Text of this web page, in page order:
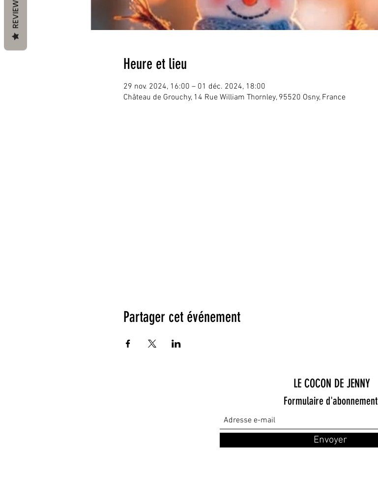
Heure et lieu
29 nov. 2024, 16:00 – 01 déc. 2024, 18:00
Château de Grouchy, 14 Rue William Thornley, 95520 Osny, France
Partager cet événement
LE COCON DE JENNY
Formulaire d'abonnement
Envoyer
REVIEWS